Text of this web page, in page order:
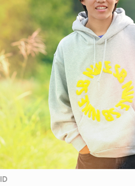
ID